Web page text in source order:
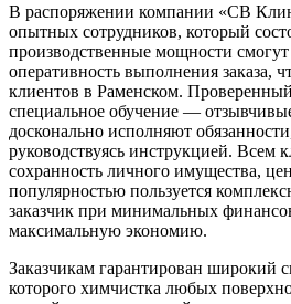
В распоряжении компании «СВ
опытных сотрудников, который
производственные мощности смогут
оперативность выполнения заказа,
клиентов в Раменском.
специальное обучение —
досконально исполняют
руководствуясь инструкцией. Всем
сохранность личного имущества,
популярностью пользуется
заказчик при минимальных
максимальную экономию.
Заказчикам гарантирован широкий
которого химчистка любых